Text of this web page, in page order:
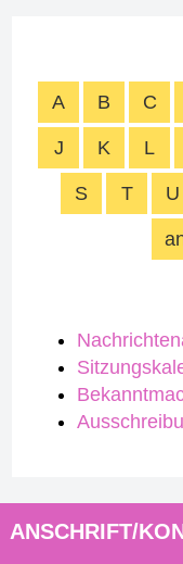
A B C
J K L
S T U
ANSCHRIFT/